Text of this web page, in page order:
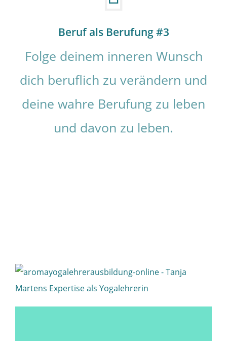
Beruf als Berufung #3
Folge deinem inneren Wunsch
dich beruflich zu verändern und
deine wahre Berufung zu leben
und davon zu leben.